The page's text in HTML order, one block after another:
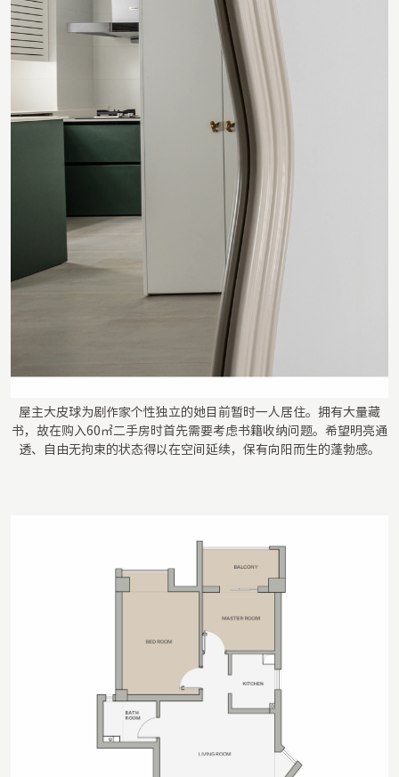
屋主大皮球为剧作家个性独立的她目前暂时一人居住。拥有大量藏
书，故在购入60㎡二手房时首先需要考虑书籍收纳问题。希望明亮通
透、自由无拘束的状态得以在空间延续，保有向阳而生的蓬勃感。